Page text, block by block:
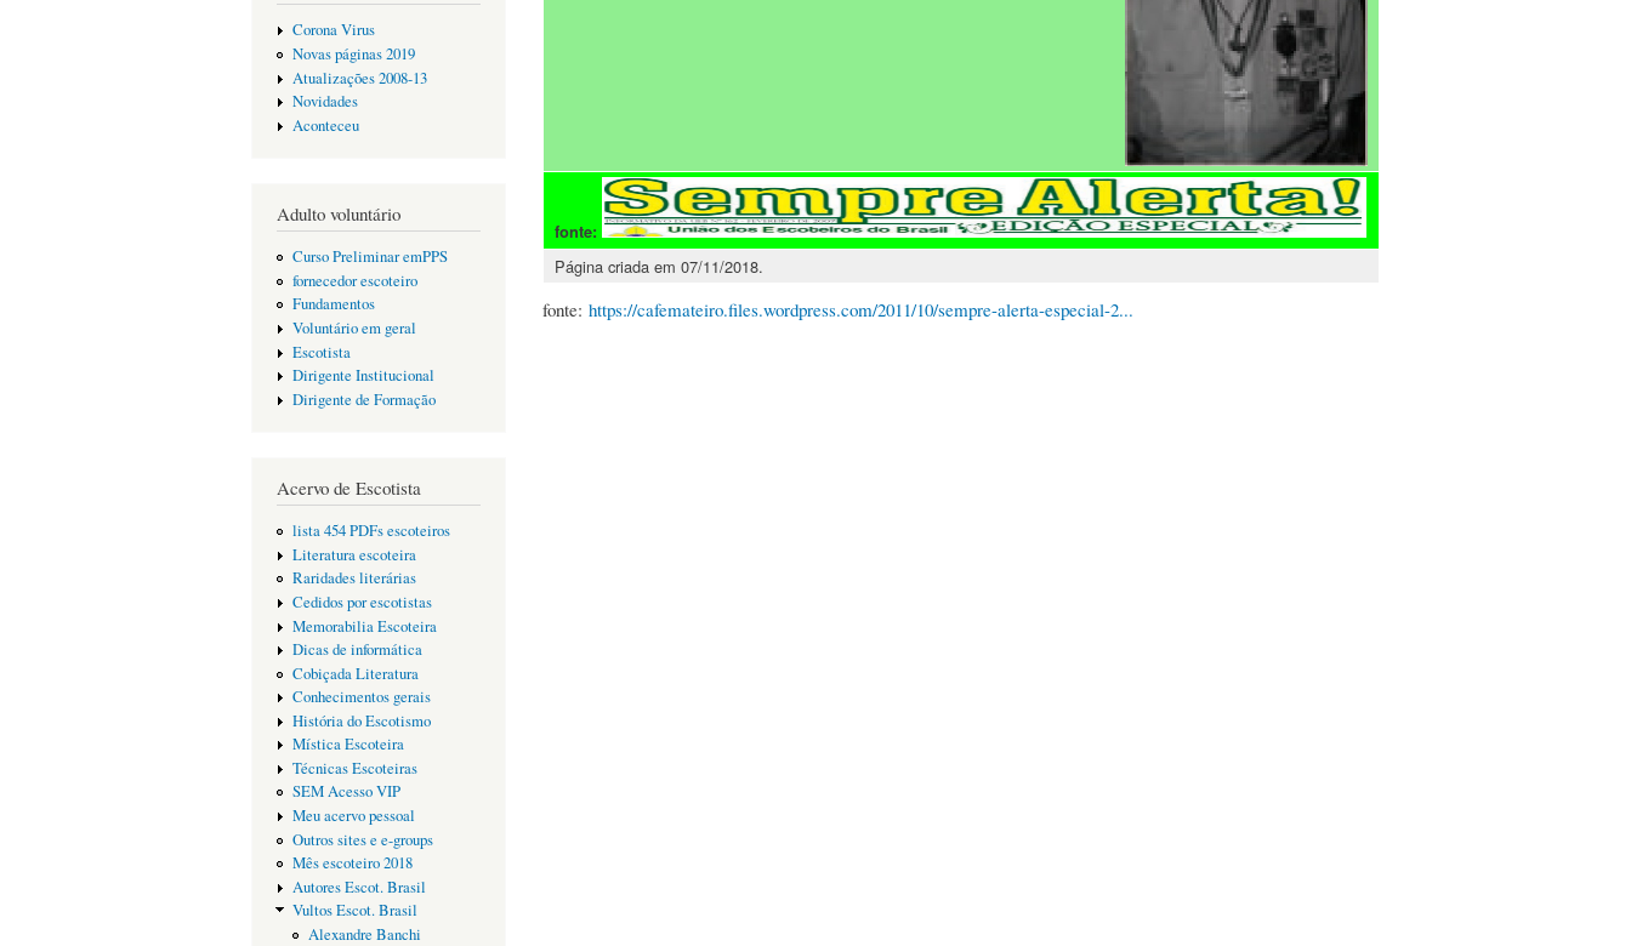
Corona Virus
Novas páginas 2019
Atualizações 2008-13
Novidades
Aconteceu
Adulto voluntário
Curso Preliminar emPPS
fornecedor escoteiro
Fundamentos
Voluntário em geral
Escotista
Dirigente Institucional
Dirigente de Formação
Acervo de Escotista
lista 454 PDFs escoteiros
Literatura escoteira
Raridades literárias
Cedidos por escotistas
Memorabilia Escoteira
Dicas de informática
Cobiçada Literatura
Conhecimentos gerais
História do Escotismo
Mística Escoteira
Técnicas Escoteiras
SEM Acesso VIP
Meu acervo pessoal
Outros sites e e-groups
Mês escoteiro 2018
Autores Escot. Brasil
Vultos Escot. Brasil
Alexandre Banchi
fonte:
Página criada em 07/11/2018.
fonte: https://cafemateiro.files.wordpress.com/2011/10/sempre-alerta-especial-2...